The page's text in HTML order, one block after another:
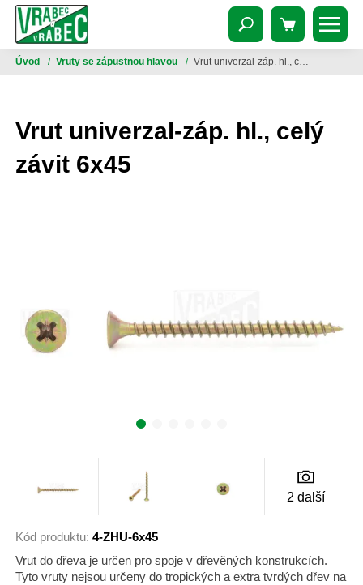
Úvod / Vruty se zápustnou hlavou / Vrut univerzal-záp. hl., celý závit 6x45
Vrut univerzal-záp. hl., celý
závit 6x45
2 další
Kód produktu: 4-ZHU-6x45
Vrut do dřeva je určen pro spoje v dřevěných konstrukcích.
Tyto vruty nejsou určeny do tropických a extra tvrdých dřev na